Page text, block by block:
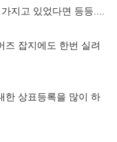
지고 있었다면 등등....
즈 잡지에도 한번 실려
한 상표등록을 많이 하